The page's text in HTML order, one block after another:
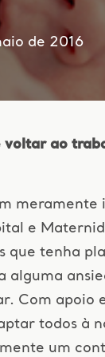
de 2016
voltar ao
meramente
e
que tenha
alguma
Com apoio
todos à
um